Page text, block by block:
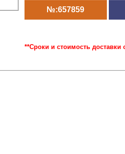
№:657859
**Сроки и стоимость доставки